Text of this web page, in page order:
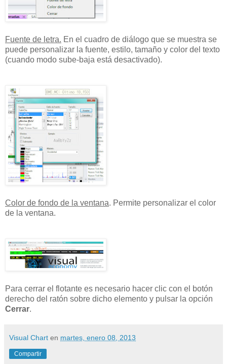
Fuente de letra. En el cuadro de diálogo que se muestra se
puede personalizar la fuente, estilo, tamaño y color del texto
(cuando modo sube-baja está desactivado).
Color de fondo de la ventana. Permite personalizar el color
de la ventana.
Para cerrar el flotante es necesario hacer clic con el botón
derecho del ratón sobre dicho elemento y pulsar la opción
Cerrar.
Visual Chart en martes, enero 08, 2013
Compartir